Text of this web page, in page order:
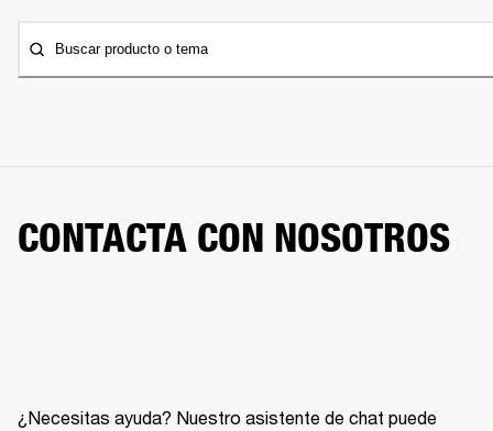
Buscar producto o tema
CONTACTA CON NOSOTROS
¿Necesitas ayuda? Nuestro asistente de chat puede